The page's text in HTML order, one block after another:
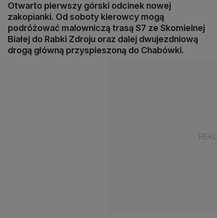
Otwarto pierwszy górski odcinek nowej
zakopianki. Od soboty kierowcy mogą
podróżować malowniczą trasą S7 ze Skomielnej
Białej do Rabki Zdroju oraz dalej dwujezdniową
drogą główną przyspieszoną do Chabówki.